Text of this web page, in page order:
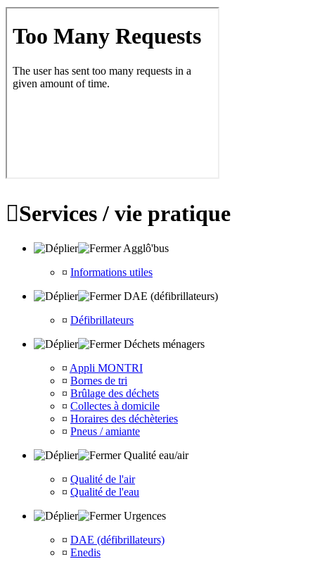
Services / vie pratique
Agglô'bus
¤ Informations utiles
DAE (défibrillateurs)
¤ Défibrillateurs
Déchets ménagers
¤ Appli MONTRI
¤ Bornes de tri
¤ Brûlage des déchets
¤ Collectes à domicile
¤ Horaires des déchèteries
¤ Pneus / amiante
Qualité eau/air
¤ Qualité de l'air
¤ Qualité de l'eau
Urgences
¤ DAE (défibrillateurs)
¤ Enedis